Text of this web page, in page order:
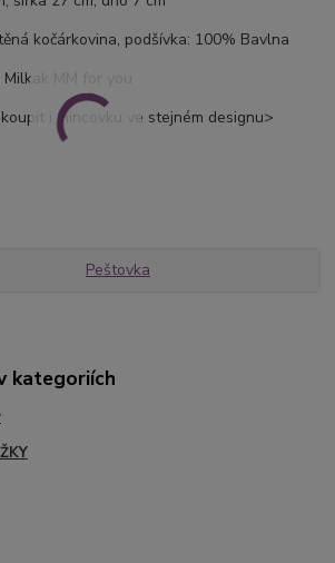
kočárkovina, podšívka: 100% Bavlna
MM for you
i mincovku ve stejném designu>
Peštovka
kategoriích